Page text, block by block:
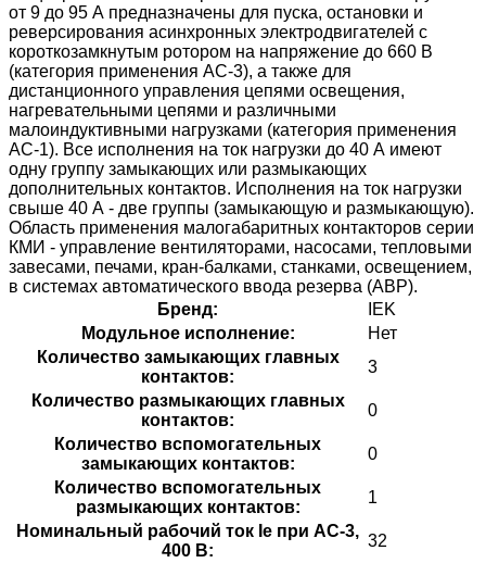
от 9 до 95 А предназначены для пуска, остановки и
реверсирования асинхронных электродвигателей с
короткозамкнутым ротором на напряжение до 660 В
(категория применения АС-3), а также для
дистанционного управления цепями освещения,
нагревательными цепями и различными
малоиндуктивными нагрузками (категория применения
АС-1). Все исполнения на ток нагрузки до 40 А имеют
одну группу замыкающих или размыкающих
дополнительных контактов. Исполнения на ток нагрузки
свыше 40 А - две группы (замыкающую и размыкающую).
Область применения малогабаритных контакторов серии
КМИ - управление вентиляторами, насосами, тепловыми
завесами, печами, кран-балками, станками, освещением,
в системах автоматического ввода резерва (АВР).
Бренд:
IEK
Модульное исполнение:
Нет
Количество замыкающих главных
контактов:
3
Количество размыкающих главных
контактов:
0
Количество вспомогательных
замыкающих контактов:
0
Количество вспомогательных
размыкающих контактов:
1
Номинальный рабочий ток Ie при AC-3,
400 В:
32